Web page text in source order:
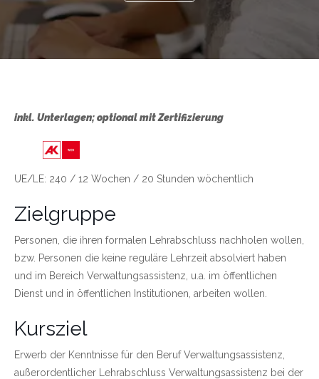
inkl. Unterlagen; optional mit Zertifizierung
UE/LE: 240 / 12 Wochen / 20 Stunden wöchentlich
Zielgruppe
Personen, die ihren formalen Lehrabschluss nachholen wollen,
bzw. Personen die keine reguläre Lehrzeit absolviert haben
und im Bereich Verwaltungsassistenz, u.a. im öffentlichen
Dienst und in öffentlichen Institutionen, arbeiten wollen.
Kursziel
Erwerb der Kenntnisse für den Beruf Verwaltungsassistenz,
außerordentlicher Lehrabschluss Verwaltungsassistenz bei der